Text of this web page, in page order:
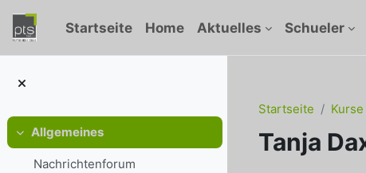
Startseite Home Aktuelles Schueler
Einklappen
Allgemeines
Nachrichtenforum
Startseite
Kurse
Tanja